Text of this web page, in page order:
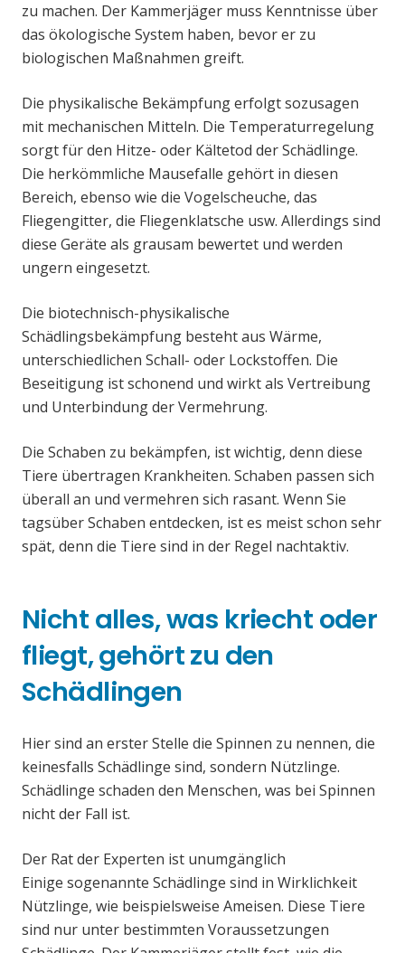
zu machen. Der Kammerjäger muss Kenntnisse über
das ökologische System haben, bevor er zu
biologischen Maßnahmen greift.
Die physikalische Bekämpfung erfolgt sozusagen
mit mechanischen Mitteln. Die Temperaturregelung
sorgt für den Hitze- oder Kältetod der Schädlinge.
Die herkömmliche Mausefalle gehört in diesen
Bereich, ebenso wie die Vogelscheuche, das
Fliegengitter, die Fliegenklatsche usw. Allerdings sind
diese Geräte als grausam bewertet und werden
ungern eingesetzt.
Die biotechnisch-physikalische
Schädlingsbekämpfung besteht aus Wärme,
unterschiedlichen Schall- oder Lockstoffen. Die
Beseitigung ist schonend und wirkt als Vertreibung
und Unterbindung der Vermehrung.
Die Schaben zu bekämpfen, ist wichtig, denn diese
Tiere übertragen Krankheiten. Schaben passen sich
überall an und vermehren sich rasant. Wenn Sie
tagsüber Schaben entdecken, ist es meist schon sehr
spät, denn die Tiere sind in der Regel nachtaktiv.
Nicht alles, was kriecht oder
fliegt, gehört zu den
Schädlingen
Hier sind an erster Stelle die Spinnen zu nennen, die
keinesfalls Schädlinge sind, sondern Nützlinge.
Schädlinge schaden den Menschen, was bei Spinnen
nicht der Fall ist.
Der Rat der Experten ist unumgänglich
Einige sogenannte Schädlinge sind in Wirklichkeit
Nützlinge, wie beispielsweise Ameisen. Diese Tiere
sind nur unter bestimmten Voraussetzungen